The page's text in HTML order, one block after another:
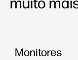
Monitores